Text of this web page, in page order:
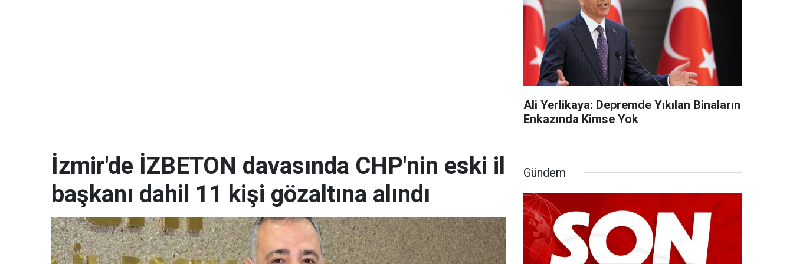
Ali Yerlikaya: Depremde Yıkılan Binaların
Enkazında Kimse Yok
İzmir'de İZBETON davasında CHP'nin eski il
başkanı dahil 11 kişi gözaltına alındı
Gündem